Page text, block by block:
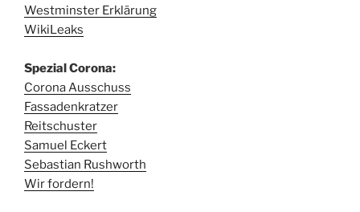
Westminster Erklärung
WikiLeaks
Spezial Corona:
Corona Ausschuss
Fassadenkratzer
Reitschuster
Samuel Eckert
Sebastian Rushworth
Wir fordern!